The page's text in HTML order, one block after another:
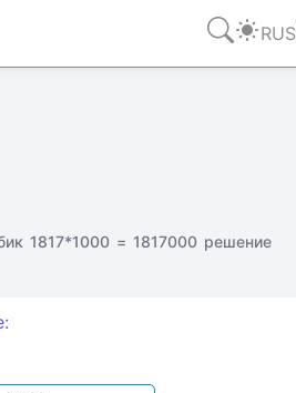
RUS
1817*1000 = 1817000 решение